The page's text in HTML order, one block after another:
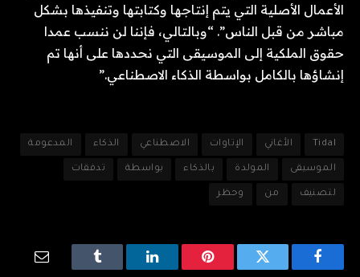
الأعمال الأصلية التي يتم إنتاجها وكتابتها وتنفيذها بشكل
مباشر من قبل الناس”. “وبالتالي، فإننا لن ننسب عمدا
حقوق الملكية إلى الموسيقى التي نحددها على أنها تم
إنشاؤها بالكامل بواسطة الذكاء الاصطناعي.”
Tidal الأغاني الإتاوات الاصطناعي الذكاء المدعومة
الموسيقى المولدة بالذكاء بواسطة تدفقات
لتصنيف من وحظر
فيسبوك تويتر بينتيريستلينكدإن Tumblr